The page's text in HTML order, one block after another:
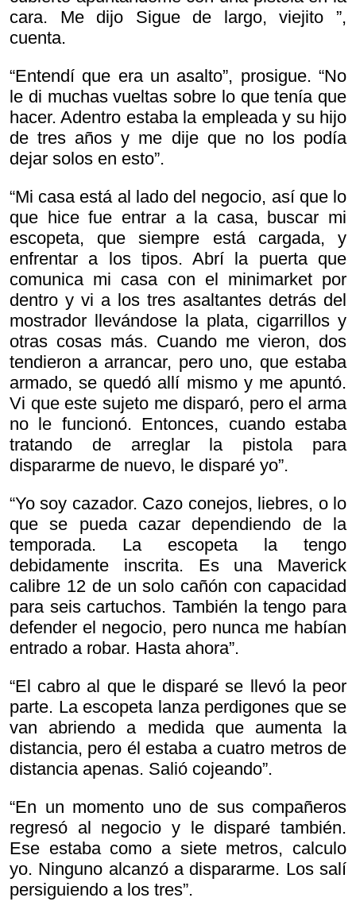
cara. Me dijo Sigue de largo, viejito ”,
cuenta.
“Entendí que era un asalto”, prosigue. “No
le di muchas vueltas sobre lo que tenía que
hacer. Adentro estaba la empleada y su hijo
de tres años y me dije que no los podía
dejar solos en esto”.
“Mi casa está al lado del negocio, así que lo
que hice fue entrar a la casa, buscar mi
escopeta, que siempre está cargada, y
enfrentar a los tipos. Abrí la puerta que
comunica mi casa con el minimarket por
dentro y vi a los tres asaltantes detrás del
mostrador llevándose la plata, cigarrillos y
otras cosas más. Cuando me vieron, dos
tendieron a arrancar, pero uno, que estaba
armado, se quedó allí mismo y me apuntó.
Vi que este sujeto me disparó, pero el arma
no le funcionó. Entonces, cuando estaba
tratando de arreglar la pistola para
dispararme de nuevo, le disparé yo”.
“Yo soy cazador. Cazo conejos, liebres, o lo
que se pueda cazar dependiendo de la
temporada. La escopeta la tengo
debidamente inscrita. Es una Maverick
calibre 12 de un solo cañón con capacidad
para seis cartuchos. También la tengo para
defender el negocio, pero nunca me habían
entrado a robar. Hasta ahora”.
“El cabro al que le disparé se llevó la peor
parte. La escopeta lanza perdigones que se
van abriendo a medida que aumenta la
distancia, pero él estaba a cuatro metros de
distancia apenas. Salió cojeando”.
“En un momento uno de sus compañeros
regresó al negocio y le disparé también.
Ese estaba como a siete metros, calculo
yo. Ninguno alcanzó a dispararme. Los salí
persiguiendo a los tres”.